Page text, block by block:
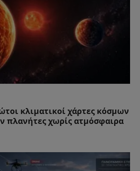
κλιματικοί χάρτες κόσμων
πλανήτες χωρίς ατμόσφαιρα